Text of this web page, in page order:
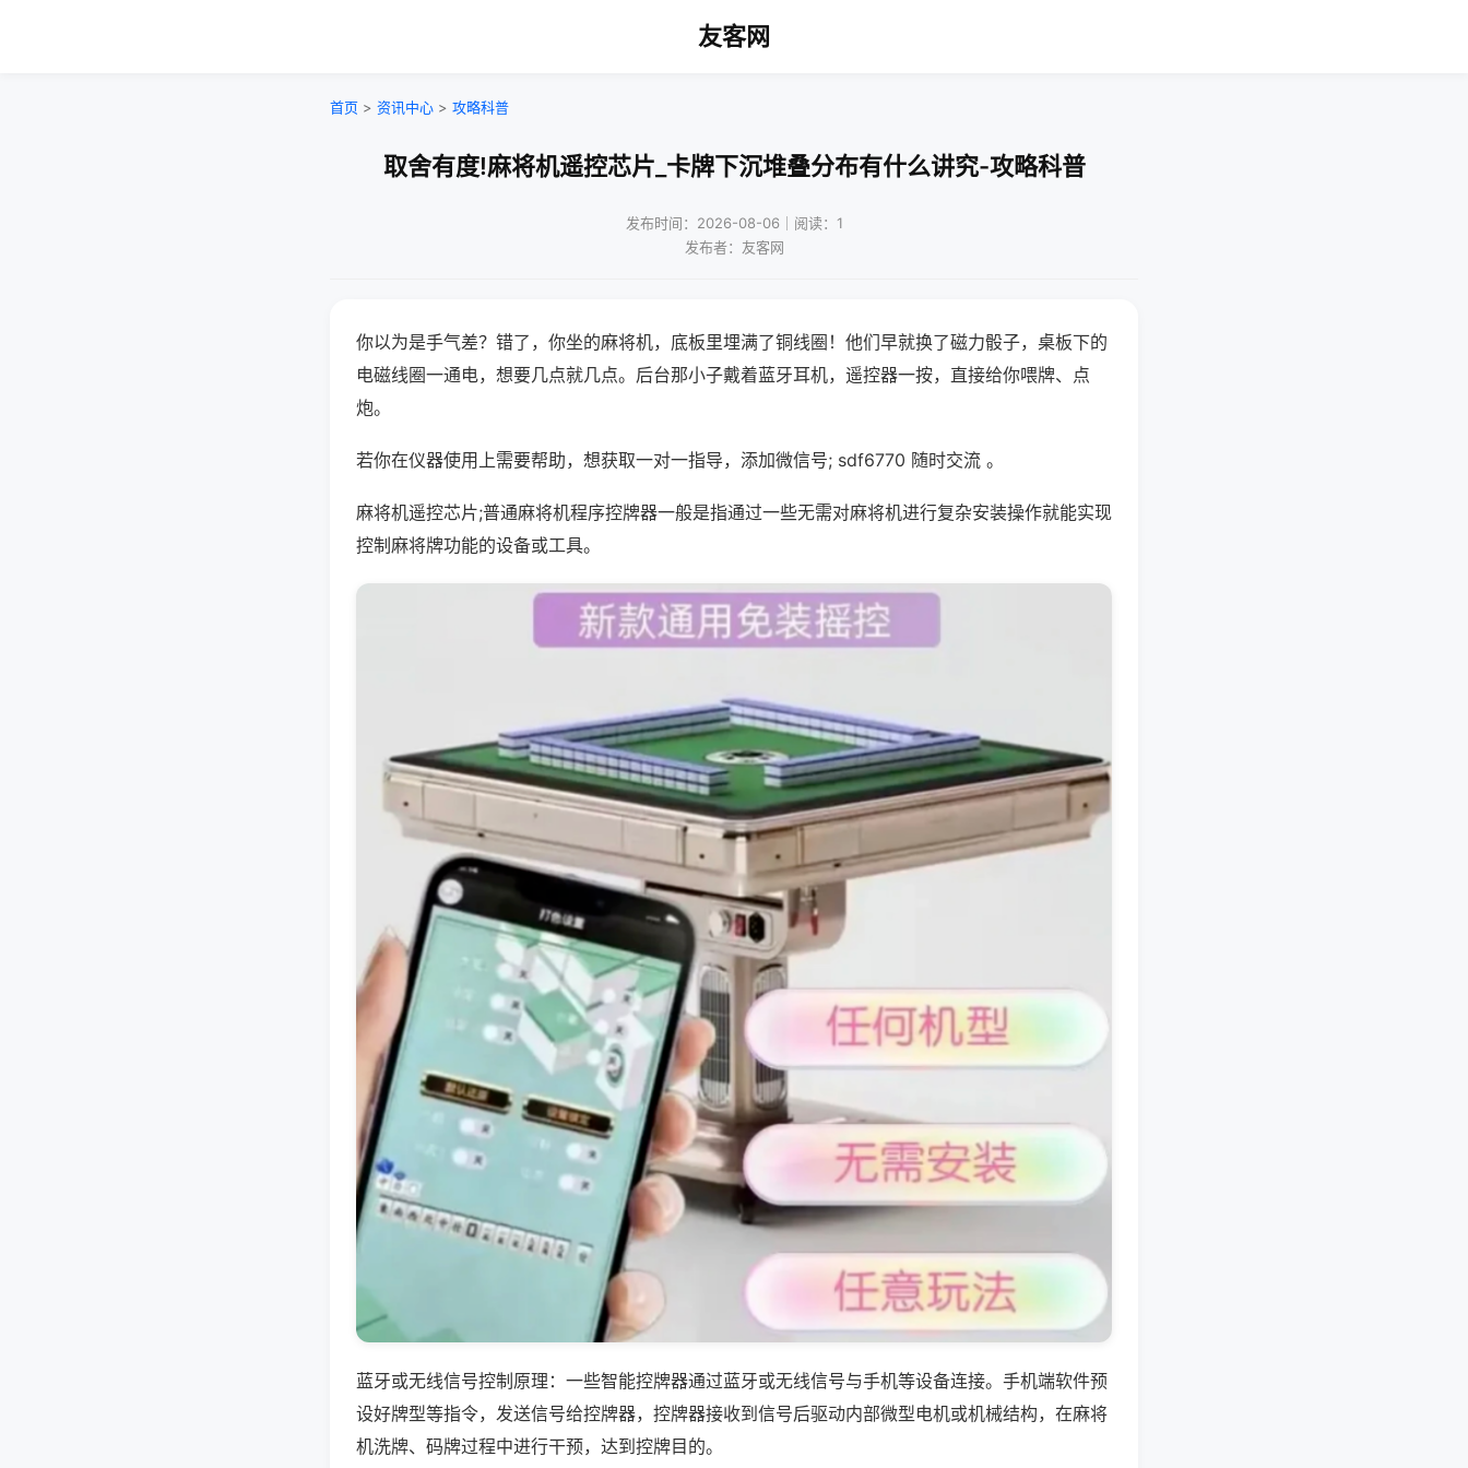
友客网
首页 > 资讯中心 > 攻略科普
取舍有度!麻将机遥控芯片_卡牌下沉堆叠分布有什么讲究-攻略科普
发布时间：2026-08-06｜阅读：1
发布者：友客网
你以为是手气差？错了，你坐的麻将机，底板里埋满了铜线圈！他们早就换了磁力骰子，桌板下的
电磁线圈一通电，想要几点就几点。后台那小子戴着蓝牙耳机，遥控器一按，直接给你喂牌、点
炮。
若你在仪器使用上需要帮助，想获取一对一指导，添加微信号; sdf6770 随时交流 。
麻将机遥控芯片;普通麻将机程序控牌器一般是指通过一些无需对麻将机进行复杂安装操作就能实现
控制麻将牌功能的设备或工具。
蓝牙或无线信号控制原理：一些智能控牌器通过蓝牙或无线信号与手机等设备连接。手机端软件预
设好牌型等指令，发送信号给控牌器，控牌器接收到信号后驱动内部微型电机或机械结构，在麻将
机洗牌、码牌过程中进行干预，达到控牌目的。